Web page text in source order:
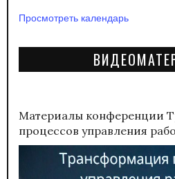
Просмотреть календарь
Материалы конференции
процессов управления